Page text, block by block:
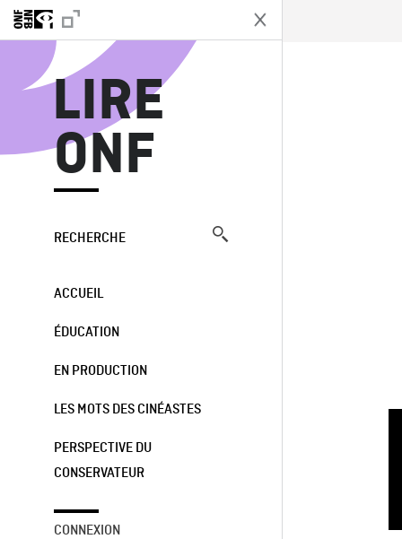
LIRE
ONF
RECHERCHE
ACCUEIL
ÉDUCATION
EN PRODUCTION
LES MOTS DES CINÉASTES
PERSPECTIVE DU
CONSERVATEUR
CONNEXION